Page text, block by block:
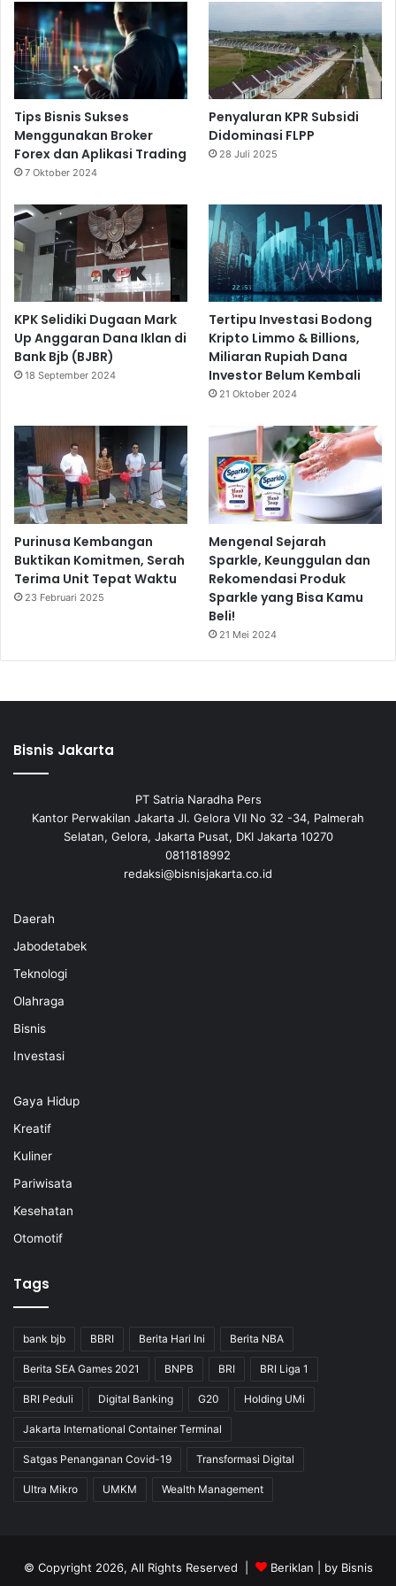
Tips Bisnis Sukses
Menggunakan Broker
Forex dan Aplikasi Trading
7 Oktober 2024
Penyaluran KPR Subsidi
Didominasi FLPP
28 Juli 2025
KPK Selidiki Dugaan Mark
Up Anggaran Dana Iklan di
Bank Bjb (BJBR)
18 September 2024
Tertipu Investasi Bodong
Kripto Limmo & Billions,
Miliaran Rupiah Dana
Investor Belum Kembali
21 Oktober 2024
Purinusa Kembangan
Buktikan Komitmen, Serah
Terima Unit Tepat Waktu
23 Februari 2025
Mengenal Sejarah
Sparkle, Keunggulan dan
Rekomendasi Produk
Sparkle yang Bisa Kamu
Beli!
21 Mei 2024
Bisnis Jakarta
PT Satria Naradha Pers
Kantor Perwakilan Jakarta Jl. Gelora VII No 32 -34, Palmerah
Selatan, Gelora, Jakarta Pusat, DKI Jakarta 10270
0811818992
redaksi@bisnisjakarta.co.id
Daerah
Jabodetabek
Teknologi
Olahraga
Bisnis
Investasi
Gaya Hidup
Kreatif
Kuliner
Pariwisata
Kesehatan
Otomotif
Tags
bank bjb BBRI Berita Hari Ini Berita NBA
Berita SEA Games 2021 BNPB BRI BRI Liga 1
BRI Peduli Digital Banking G20 Holding UMi
Jakarta International Container Terminal
Satgas Penanganan Covid-19 Transformasi Digital
Ultra Mikro UMKM Wealth Management
© Copyright 2026, All Rights Reserved | Beriklan | by Bisnis